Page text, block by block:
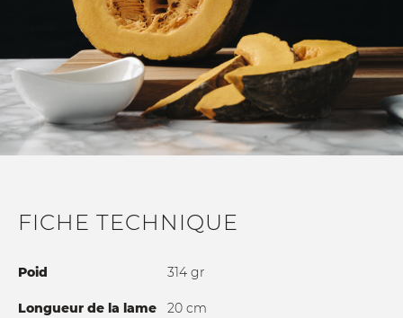
FICHE TECHNIQUE
Poid 314 gr
Longueur de la lame 20 cm